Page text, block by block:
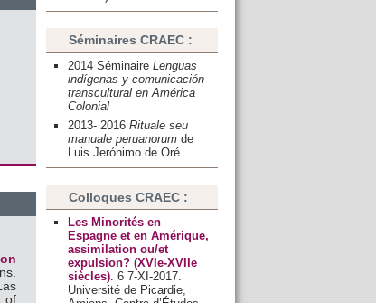
of
Séminaires CRAEC :
2014 Séminaire Lenguas
indígenas y comunicación
transcultural en América
Colonial
2013- 2016 Rituale seu
manuale peruanorumde
Luis Jerónimo de Oré
Colloques CRAEC :
Les Minorités en
Espagne et en Amérique,
assimilation ou/et
expulsion? (XVIe-XVIIe
siècles). 6 7-XI-2017.
Université de Picardie,